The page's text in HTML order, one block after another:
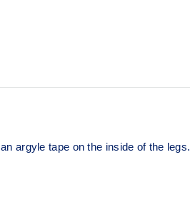
argyle tape on the inside of the legs.